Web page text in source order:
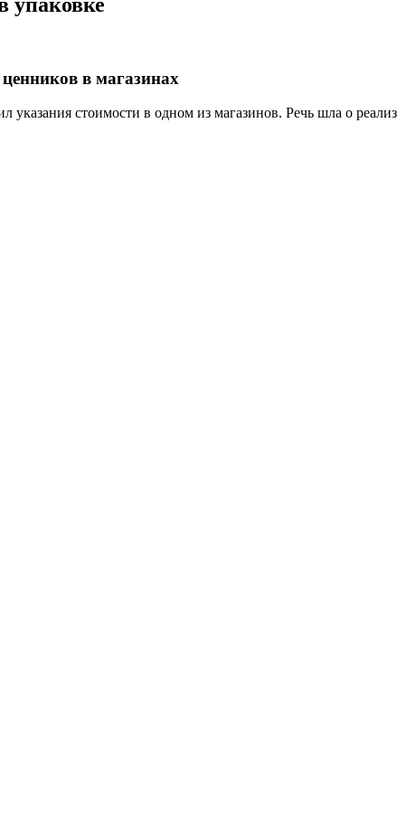
в магазинах
стоимости в одном из магазинов. Речь шла о